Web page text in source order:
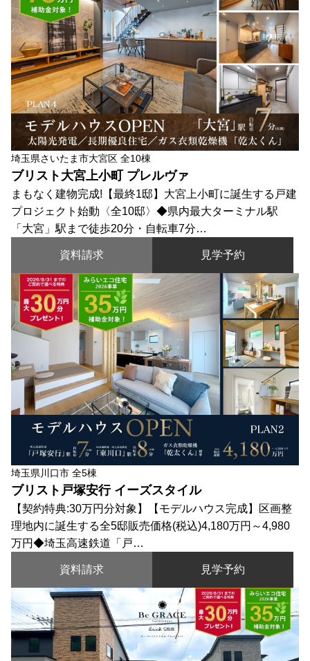
埼玉県さいたま市大宮区 全10棟
ブリスト大宮上小町 プレルヴァ
まもなく建物完成!【最終1邸】大宮上小町に誕生する戸建
プロジェクト始動〈全10邸〉◆県内最大ターミナル駅
「大宮」駅まで徒歩20分・自転車7分…
資料請求 見学予約
埼玉県川口市 全5棟
ブリスト戸塚安行 イーズスタイル
【契約特典:30万円分対象】【モデルハウス完成】区画整
理地内に誕生する全5邸販売価格(税込)4,180万円～4,980
万円◆埼玉高速鉄道「戸…
資料請求 見学予約